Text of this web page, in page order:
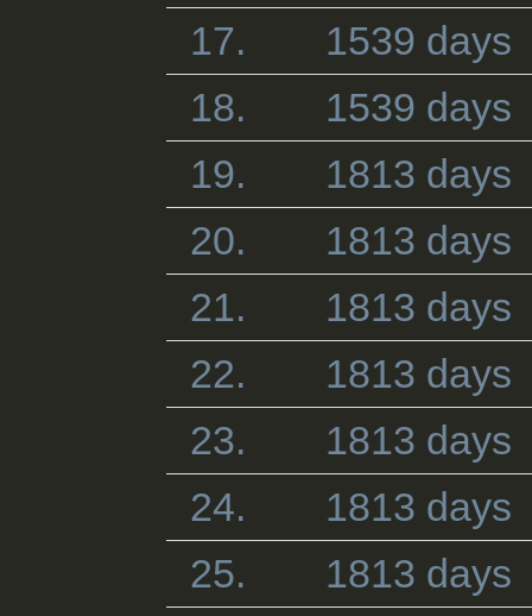
17.
1539 days
18.
1539 days
19.
1813 days
20.
1813 days
21.
1813 days
22.
1813 days
23.
1813 days
24.
1813 days
25.
1813 days